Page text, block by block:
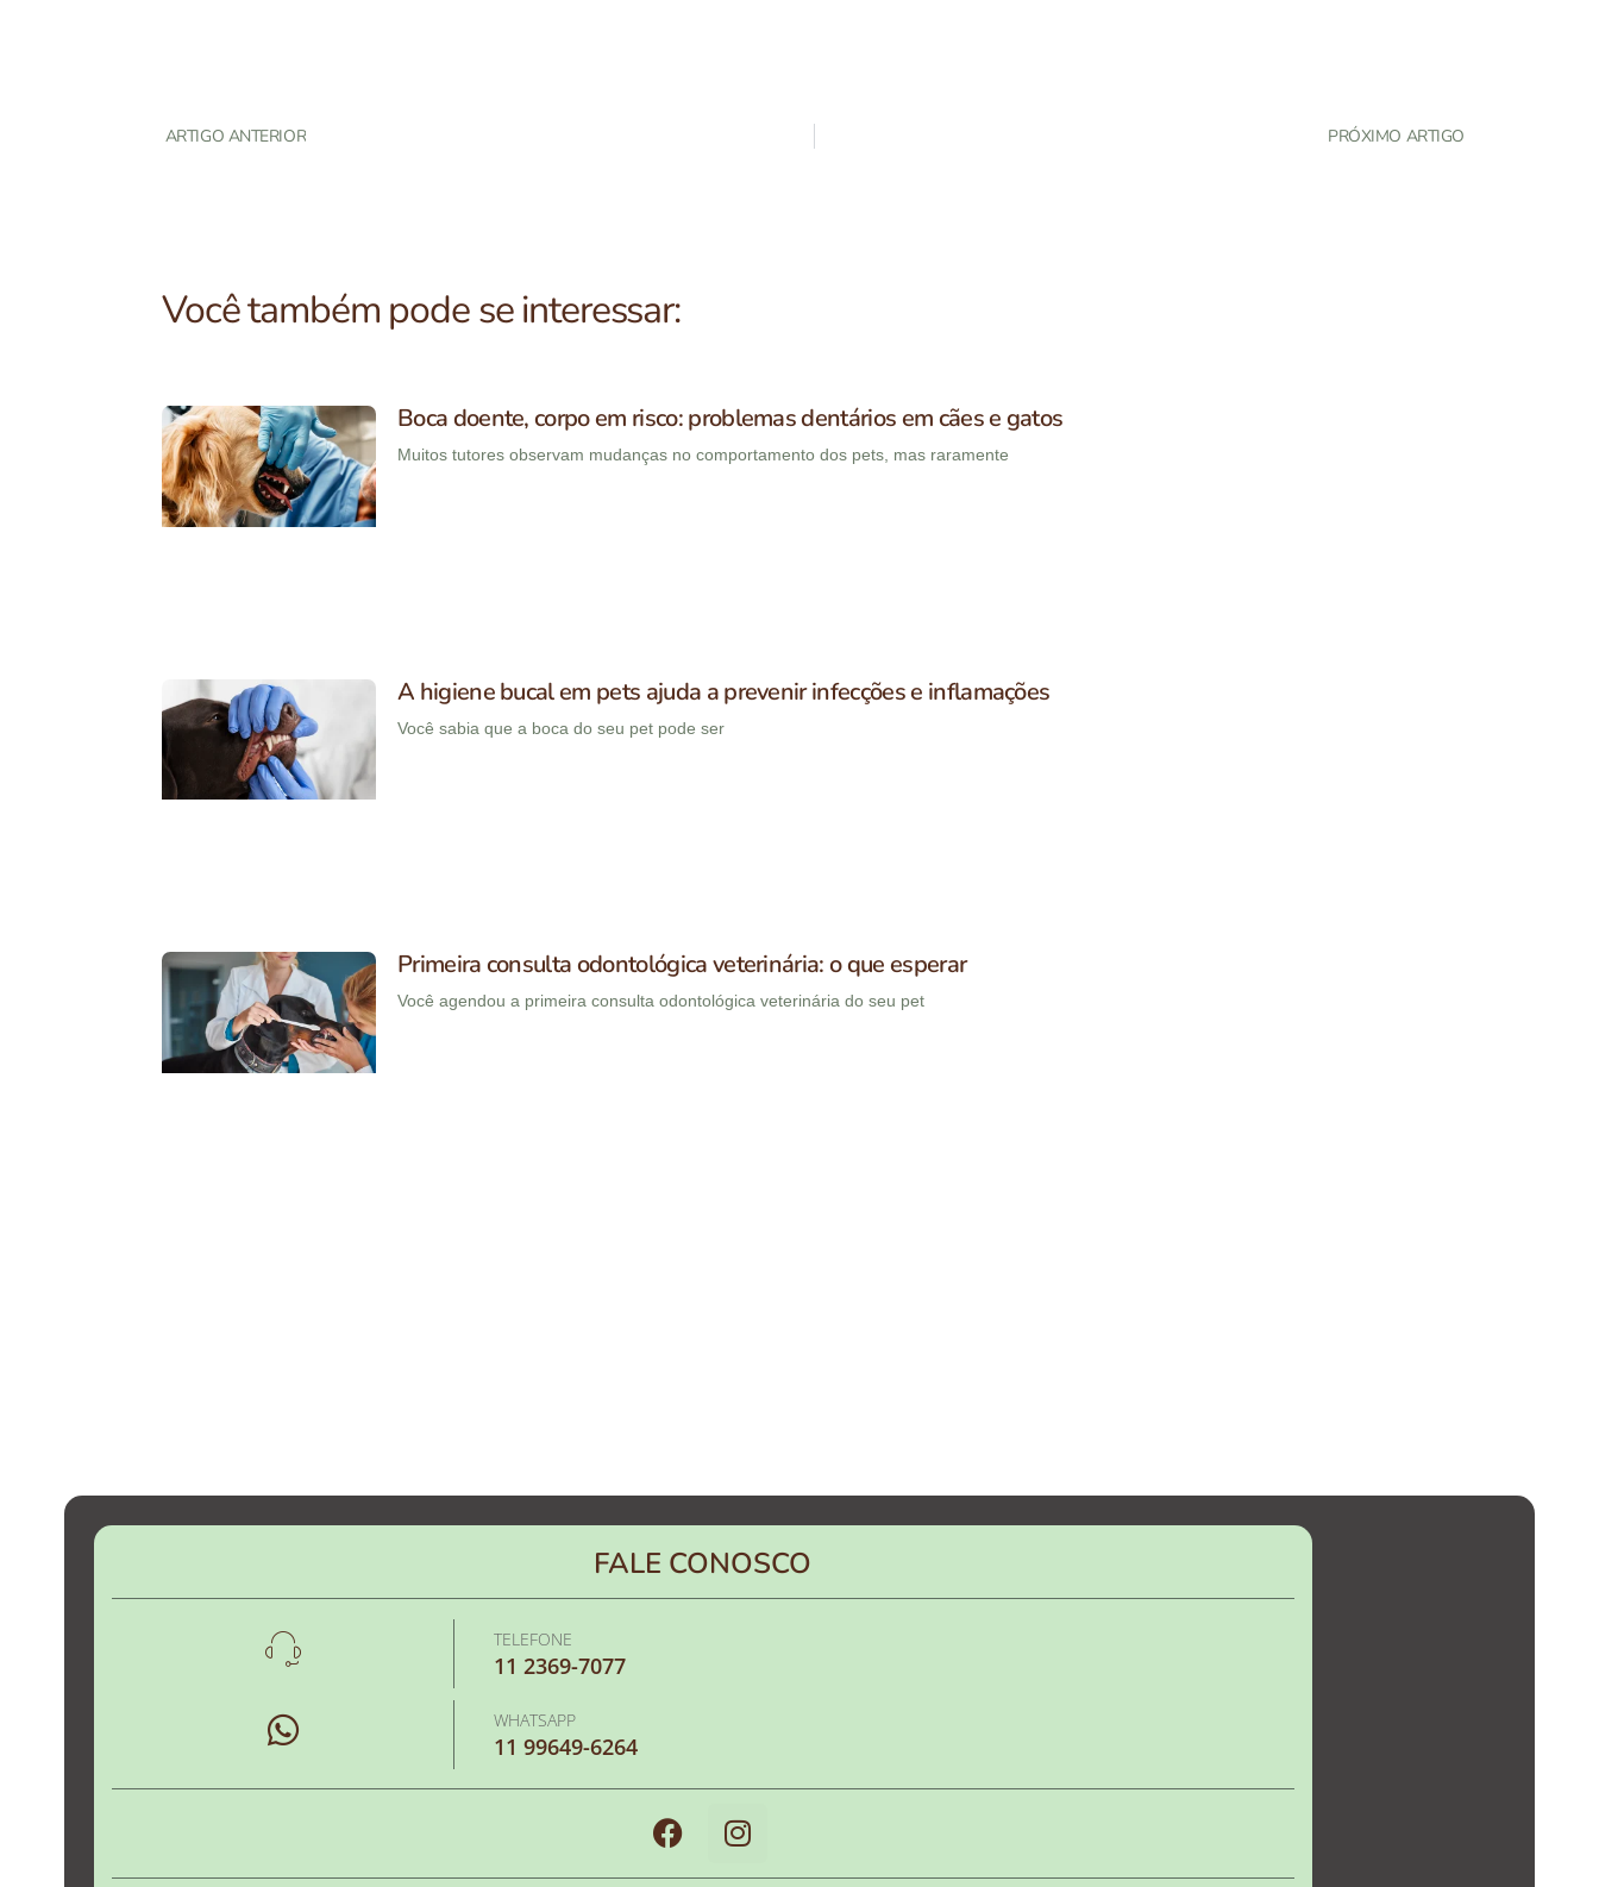
ARTIGO ANTERIOR PRÓXIMO ARTIGO
Você também pode se interessar:
Boca doente, corpo em risco: problemas dentários em cães e gatos
Muitos tutores observam mudanças no comportamento dos pets, mas raramente
A higiene bucal em pets ajuda a prevenir infecções e inflamações
Você sabia que a boca do seu pet pode ser
Primeira consulta odontológica veterinária: o que esperar
Você agendou a primeira consulta odontológica veterinária do seu pet
FALE CONOSCO
TELEFONE
11 2369-7077
WHATSAPP
11 99649-6264